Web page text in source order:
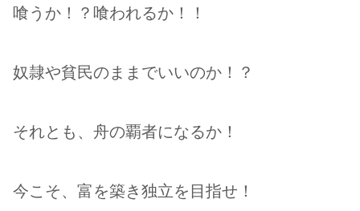
喰うか！？喰われるか！！
奴隷や貧民のままでいいのか！？
それとも、舟の覇者になるか！
今こそ、富を築き独立を目指せ！